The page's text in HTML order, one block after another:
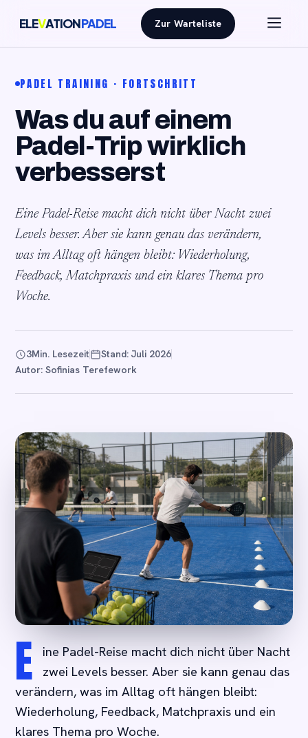
ELEVATIONPADEL Zur Warteliste
PADEL TRAINING · FORTSCHRITT
Was du auf einem
Padel-Trip wirklich
verbesserst
Eine Padel-Reise macht dich nicht über Nacht zwei
Levels besser. Aber sie kann genau das verändern,
was im Alltag oft hängen bleibt: Wiederholung,
Feedback, Matchpraxis und ein klares Thema pro
Woche.
3Min. Lesezeit
Stand: Juli 2026
Autor: Sofinias Terefework
E
ine Padel-Reise macht dich nicht über Nacht
zwei Levels besser. Aber sie kann genau das
verändern, was im Alltag oft hängen bleibt:
Wiederholung, Feedback, Matchpraxis und ein
klares Thema pro Woche.